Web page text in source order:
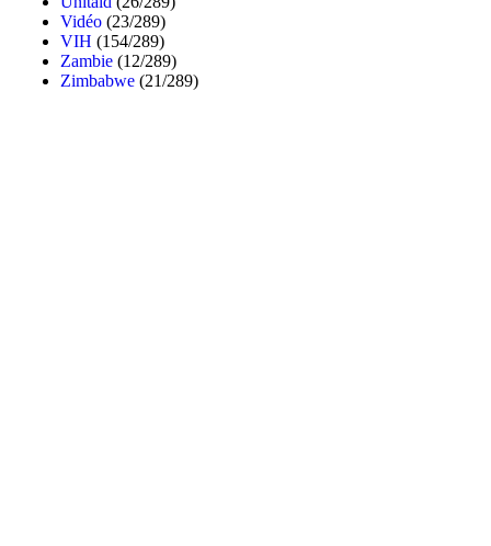
Vidéo (23/289)
VIH (154/289)
Zambie (12/289)
Zimbabwe (21/289)